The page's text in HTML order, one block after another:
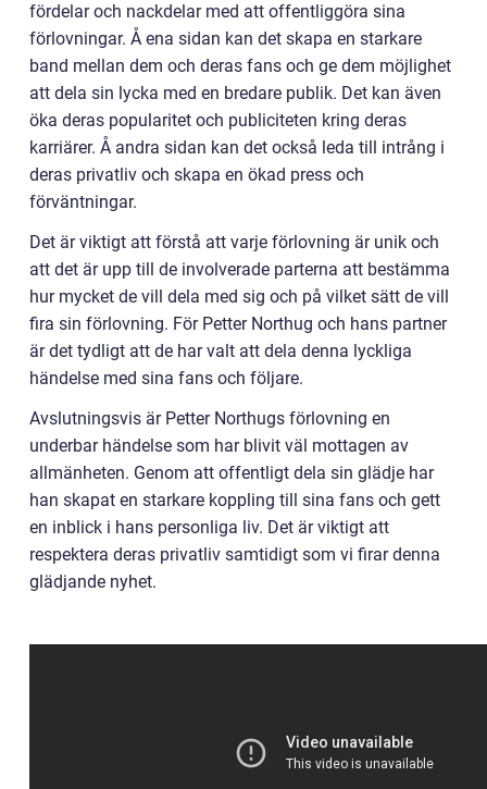
fördelar och nackdelar med att offentliggöra sina
förlovningar. Å ena sidan kan det skapa en starkare
band mellan dem och deras fans och ge dem möjlighet
att dela sin lycka med en bredare publik. Det kan även
öka deras popularitet och publiciteten kring deras
karriärer. Å andra sidan kan det också leda till intrång i
deras privatliv och skapa en ökad press och
förväntningar.
Det är viktigt att förstå att varje förlovning är unik och
att det är upp till de involverade parterna att bestämma
hur mycket de vill dela med sig och på vilket sätt de vill
fira sin förlovning. För Petter Northug och hans partner
är det tydligt att de har valt att dela denna lyckliga
händelse med sina fans och följare.
Avslutningsvis är Petter Northugs förlovning en
underbar händelse som har blivit väl mottagen av
allmänheten. Genom att offentligt dela sin glädje har
han skapat en starkare koppling till sina fans och gett
en inblick i hans personliga liv. Det är viktigt att
respektera deras privatliv samtidigt som vi firar denna
glädjande nyhet.